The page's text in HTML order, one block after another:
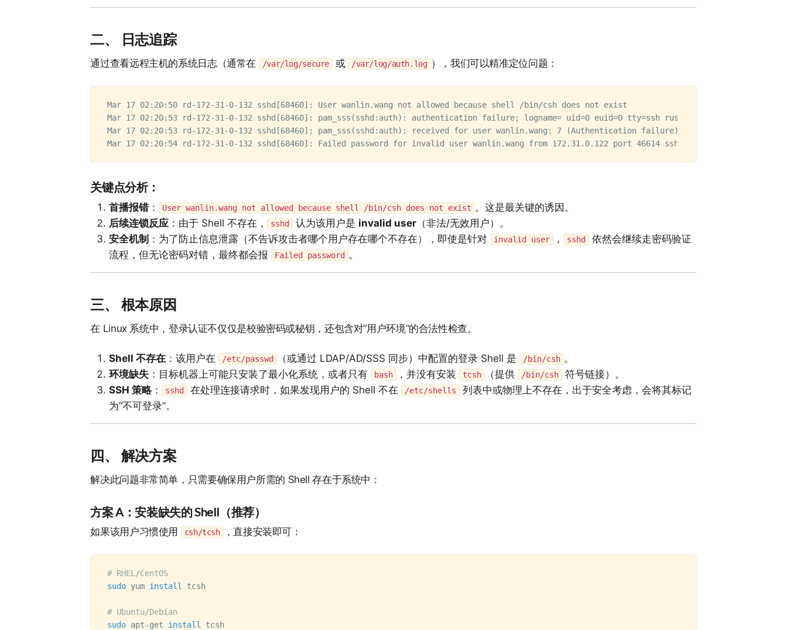
二、 日志追踪
通过查看远程主机的系统日志（通常在 /var/log/secure 或 /var/log/auth.log ），我们可以精准定位问题：
Mar 17 02:20:50 rd-172-31-0-132 sshd[68460]: User wanlin.wang not allowed because shell /bin/csh does not exist
Mar 17 02:20:53 rd-172-31-0-132 sshd[68460]: pam_sss(sshd:auth): authentication failure; logname= uid=0 euid=0 tty=ssh ruser= rhost=172.31.0.122
Mar 17 02:20:53 rd-172-31-0-132 sshd[68460]: pam_sss(sshd:auth): received for user wanlin.wang: 7 (Authentication failure)
关键点分析：
首播报错： User wanlin.wang not allowed because shell /bin/csh does not exist 。这是最关键的诱因。
后续连锁反应 ：由于 Shell 不存在， sshd 认为该用户是 invalid user （非法/无效用户）。
安全机制 ：为了防止信息泄露（不告诉攻击者哪个用户存在哪个不存在），即使是针对 invalid user ， sshd
依然会继续走密码验证
流程，但无论密码对错，最终都会报
Failed password 。
三、 根本原因
在 Linux 系统中，登录认证不仅仅是校验密码或秘钥，还包含对“用户环境”的合法性检查。
Shell 不存在 ：该用户在 /etc/passwd （或通过 LDAP/AD/SSS 同步）中配置的登录 Shell 是 /bin/csh 。
环境缺失 ：目标机器上可能只安装了最小化系统，或者只有 bash ，并没有安装 tcsh （提供 /bin/csh
符号链接）。
SSH 策略： sshd 在处理连接请求时，如果发现用户的 Shell 不在 /etc/shells
列表中或物理上不存在，出于安全考虑，会将其标记
为“不可登录”。
四、 解决方案
解决此问题非常简单，只需要确保用户所需的 Shell 存在于系统中：
方案 A：安装缺失的 Shell（推荐）
如果该用户习惯使用 csh/tcsh ，直接安装即可：
# RHEL/CentOS
sudo yum install tcsh
# Ubuntu/Debian
sudo apt-get install